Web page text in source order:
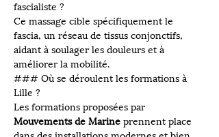
fascialiste ?
Ce massage cible spécifiquement le
fascia, un réseau de tissus conjonctifs,
aidant à soulager les douleurs et à
améliorer la mobilité.
### Où se déroulent les formations à
Lille ?
Les formations proposées par
Mouvements de Marine prennent place